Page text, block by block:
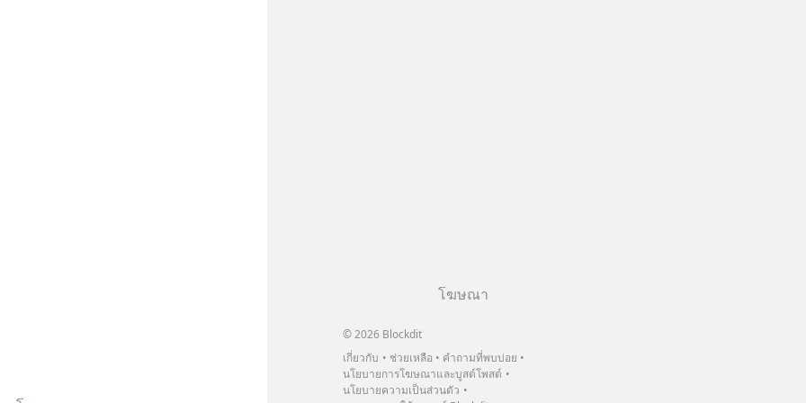
โฆษณา
© 2026 Blockdit
เกี่ยวกับ
ช่วยเหลือ
คำถามที่พบบ่อย
นโยบายการโฆษณาและบูสต์โพสต์
นโยบายความเป็นส่วนตัว